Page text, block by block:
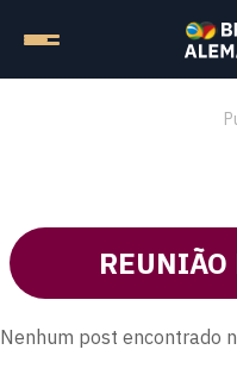
Nenhum post encontrado